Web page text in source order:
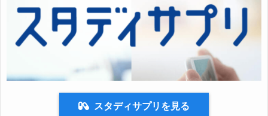
スタディサプリを見る